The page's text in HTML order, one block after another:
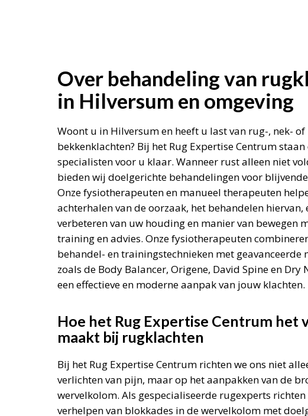
Over behandeling van
in Hilversum en omgeving
Woont u in Hilversum en heeft u last van rug-, nek- of
bekkenklachten? Bij het Rug Expertise Centrum staan
specialisten voor u klaar. Wanneer rust alleen niet
bieden wij doelgerichte behandelingen voor
Onze fysiotherapeuten en manueel therapeuten
achterhalen van de oorzaak, het behandelen hiervan,
verbeteren van uw houding en manier van bewegen
training en advies. Onze fysiotherapeuten
behandel- en trainingstechnieken met geavanceerde
zoals de Body Balancer, Origene, David Spine en Dry
een effectieve en moderne aanpak van jouw klachten.
Hoe het Rug Expertise Centrum het
maakt bij rugklachten
Bij het Rug Expertise Centrum richten we ons niet
verlichten van pijn, maar op het aanpakken van de
wervelkolom. Als gespecialiseerde rugexperts richten
verhelpen van blokkades in de wervelkolom met